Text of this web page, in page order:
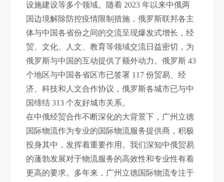
设施建设等多个领域。随着 2023 年以来中俄两
国边境解除防控疫情限制措施，俄罗斯联邦各主
体与中国各省份之间的交流呈现爆发式增长，经
贸、文化、人文、教育等领域交流日益密切，为
俄罗斯与中国的互动提供了额外动力。俄罗斯 43
个地区与中国各省区市已签署 117 份贸易、经
济、科技和人文合作协议，俄罗斯各城市已与中
国缔结 313 个友好城市关系。
在中俄经贸合作不断深化的大背景下，广州立德
国际物流作为专业的国际物流服务提供商，积极
投身其中，发挥着重要作用。我们深知中俄贸易
的蓬勃发展对于物流服务的高效性和专业性有着
更高的要求。多年来，广州立德国际物流专注于